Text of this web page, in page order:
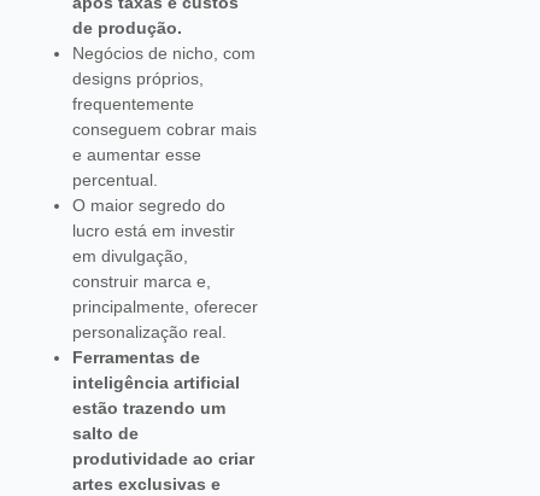
de produção.
Negócios de nicho, com
designs próprios,
frequentemente
conseguem cobrar mais
e aumentar esse
percentual.
O maior segredo do
lucro está em investir
em divulgação,
construir marca e,
principalmente, oferecer
personalização real.
Ferramentas de
inteligência artificial
estão trazendo um
salto de
produtividade ao criar
artes exclusivas e